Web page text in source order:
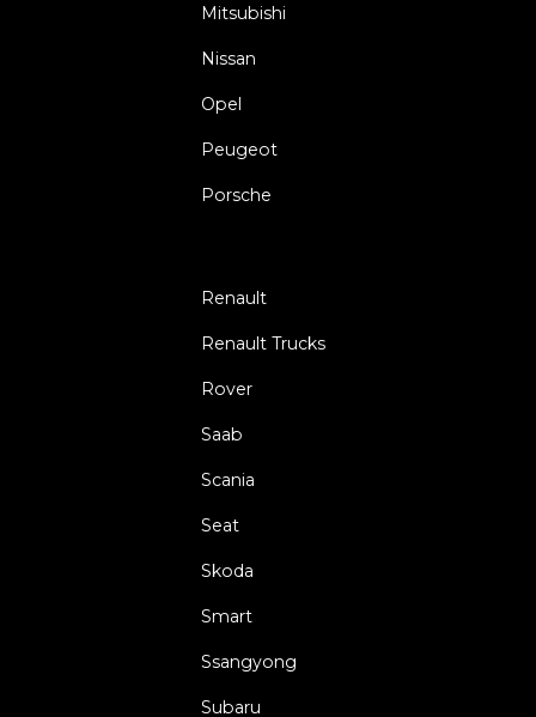
Mitsubishi
Nissan
Opel
Peugeot
Porsche
Renault
Renault Trucks
Rover
Saab
Scania
Seat
Skoda
Smart
Ssangyong
Subaru